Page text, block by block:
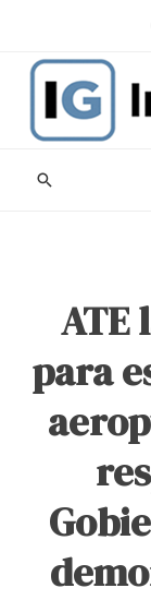
content
ATE
para